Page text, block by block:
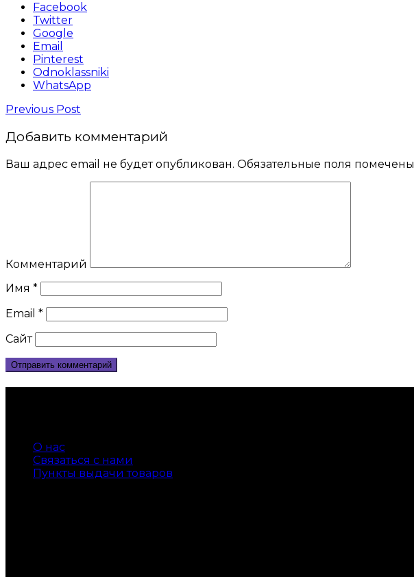
Facebook
Twitter
Google
Email
Pinterest
Odnoklassniki
WhatsApp
Previous Post
Добавить комментарий
Ваш адрес email не будет опубликован. Обязательные поля помечены
Комментарий
Имя *
Email *
Сайт
О нас
Связаться с нами
Пункты выдачи товаров